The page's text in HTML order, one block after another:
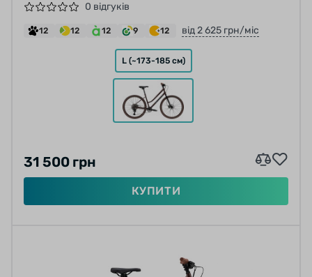
0 відгуків
12 12 12 9 12 від 2 625 грн/міс
L (~173-185 см)
31 500 грн
КУПИТИ